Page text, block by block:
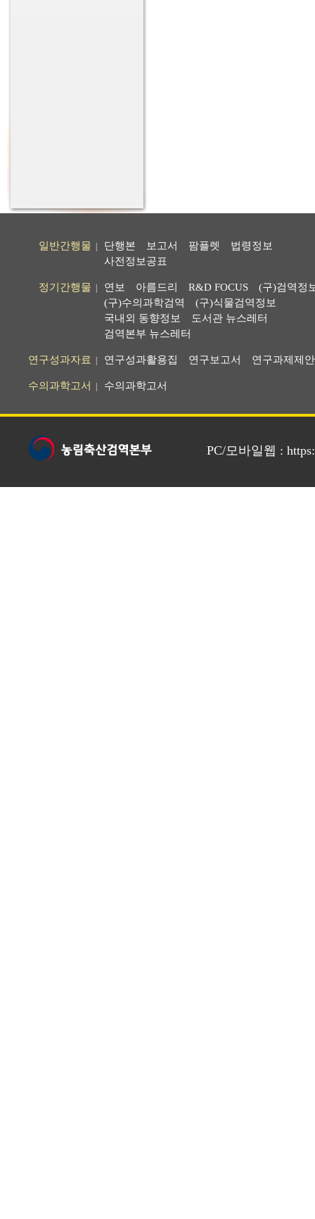
일반간행물 단행본 보고서 팜플렛
법령정보
사전정보공표
정기간행물 연보 아름드리 R&D FOCUS
(구)검역정
(구)수의과학검역
(구)식물검역정보
국내외 동향정보
도서관 뉴스레터
검역본부 뉴스레터
연구성과자료 연구성과활용집 연구보고서 연구과제제
수의과학고서 수의과학고서
PC/모바일웹 :